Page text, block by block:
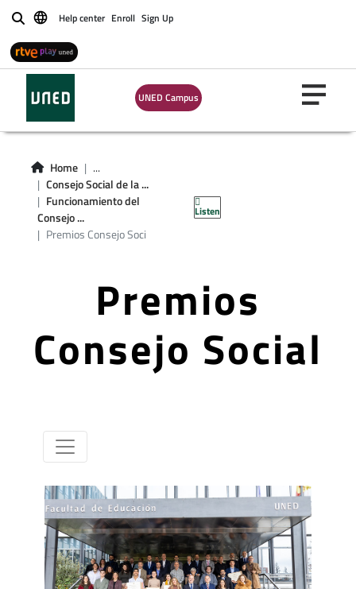
BuscarHelp center Enroll Sign Up
UNED Campus
Home
...
Consejo Social de la ...
Funcionamiento del
Consejo ...
Premios Consejo Soci
Listen
Premios
Consejo Social